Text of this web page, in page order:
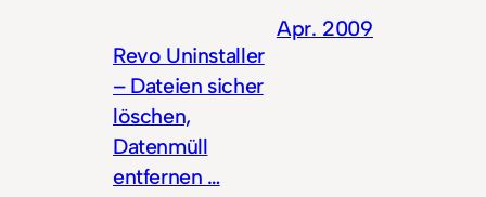
Revo Uninstaller
– Dateien sicher
löschen,
Datenmüll
entfernen …
Apr. 2009